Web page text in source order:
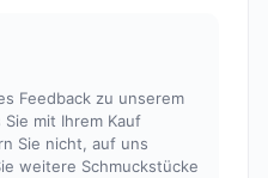
Feedback zu unserem
mit Ihrem Kauf
Sie nicht, auf uns
weitere Schmuckstücke